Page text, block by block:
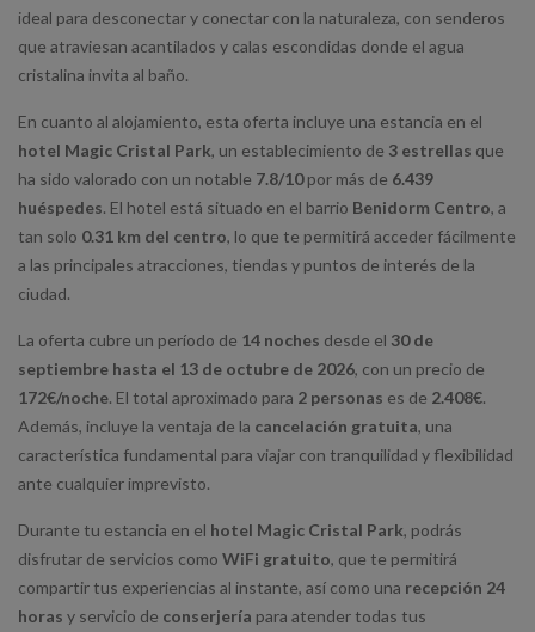
ideal para desconectar y conectar con la naturaleza, con senderos
que atraviesan acantilados y calas escondidas donde el agua
cristalina invita al baño.
En cuanto al alojamiento, esta oferta incluye una estancia en el
hotel Magic Cristal Park, un establecimiento de 3 estrellas que
ha sido valorado con un notable 7.8/10por más de 6.439
huéspedes. El hotel está situado en el barrio Benidorm Centro, a
tan solo 0.31 km del centro, lo que te permitirá acceder fácilmente
a las principales atracciones, tiendas y puntos de interés de la
ciudad.
La oferta cubre un período de 14 noches desde el 30 de
septiembre hasta el 13 de octubre de 2026, con un precio de
172€/noche. El total aproximado para 2 personas es de 2.408€.
Además, incluye la ventaja de la cancelación gratuita, una
característica fundamental para viajar con tranquilidad y flexibilidad
ante cualquier imprevisto.
Durante tu estancia en el hotel Magic Cristal Park, podrás
disfrutar de servicios como WiFi gratuito, que te permitirá
compartir tus experiencias al instante, así como una recepción 24
horas y servicio de conserjería para atender todas tus